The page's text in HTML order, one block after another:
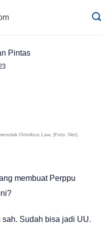
Pintas
Omnibus Law. (Foto: Net)
membuat Perppu
Sudah bisa jadi UU.